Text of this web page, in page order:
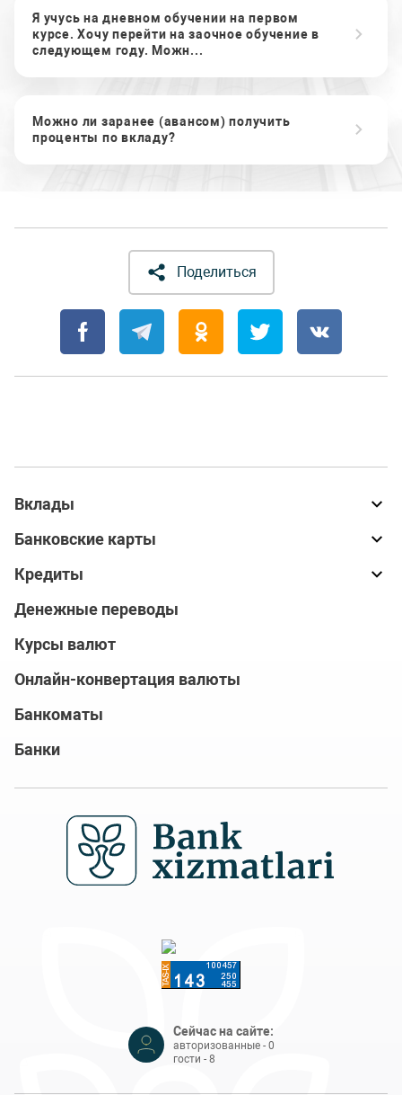
Я учусь на дневном обучении на первом
курсе. Хочу перейти на заочное обучение в
следующем году. Можн...
Можно ли заранее (авансом) получить
проценты по вкладу?
Поделиться
Вклады
Банковские карты
Кредиты
Денежные переводы
Курсы валют
Онлайн-конвертация валюты
Банкоматы
Банки
Сейчас на сайте:
авторизованные - 0
гости - 8